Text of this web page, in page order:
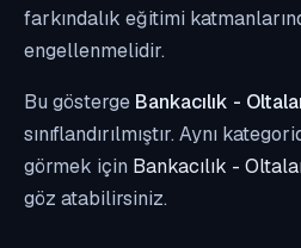
farkındalık eğitimi
engellenmelidir.
Bu gösterge Bankacılık -
sınıflandırılmıştır. Aynı
görmek için Bankacılık -
göz atabilirsiniz.